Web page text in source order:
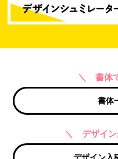
＼ 書体
書体
＼ デザイ
デザイン入